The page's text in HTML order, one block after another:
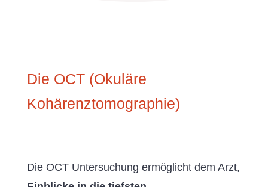
Die OCT (Okuläre
Kohärenztomographie)
Die OCT Untersuchung ermöglicht dem Arzt,